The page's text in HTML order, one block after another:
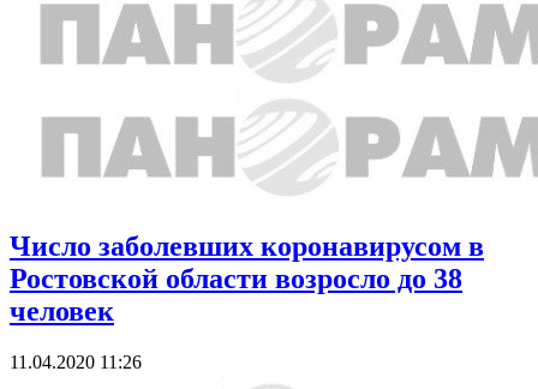
Число заболевших коронавирусом в
Ростовской области возросло до 38
человек
11.04.2020 11:26